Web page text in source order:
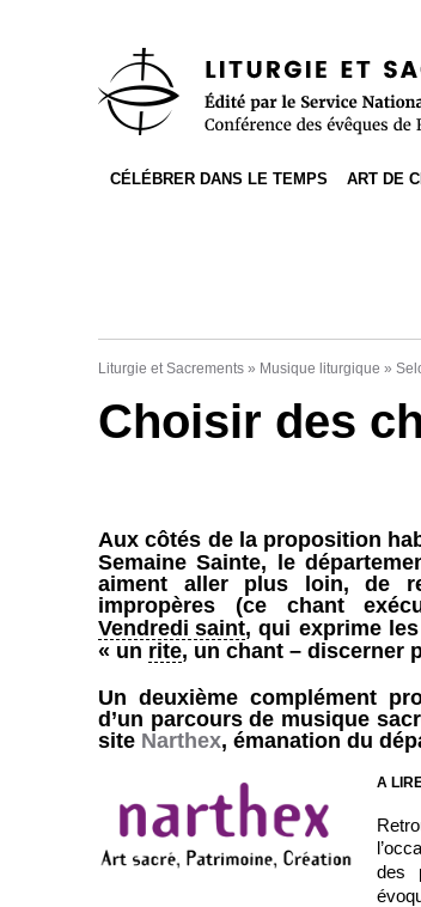
Accès direct à la recherche
CÉLÉBRER DANS LE TEMPS ART DE
Liturgie et Sacrements » Musique liturgique »
Choisir des
Aux côtés de la proposition
Semaine Sainte, le
aiment aller plus loin, de
impropères (ce chant
Vendredi saint, qui exprime
« un rite, un chant – discerner
Un deuxième complément
d’un parcours de musique
site Narthex, émanation du
A
des